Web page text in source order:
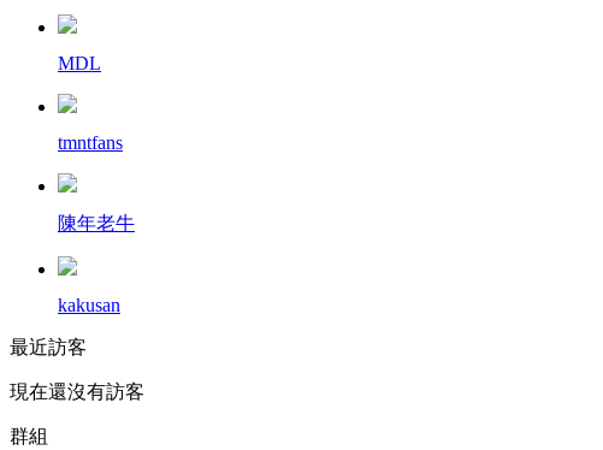
MDL
tmntfans
陳年老牛
kakusan
最近訪客
現在還沒有訪客
群組